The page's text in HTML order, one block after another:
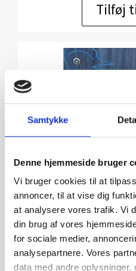
Samtykke
Denne hjemmeside bruger
Vi bruger cookies til at
annoncer, til at vise dig
at analysere vores trafik. Vi
din brug af vores
for sociale medier,
analysepartnere. Vores
data med andre
Tilføj